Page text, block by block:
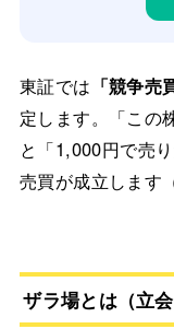
東証では 「競争売
定します。「この
と「1,000円で売
売買が成立します
ザラ場とは（立